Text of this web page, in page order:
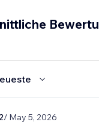
/ May 5, 2026